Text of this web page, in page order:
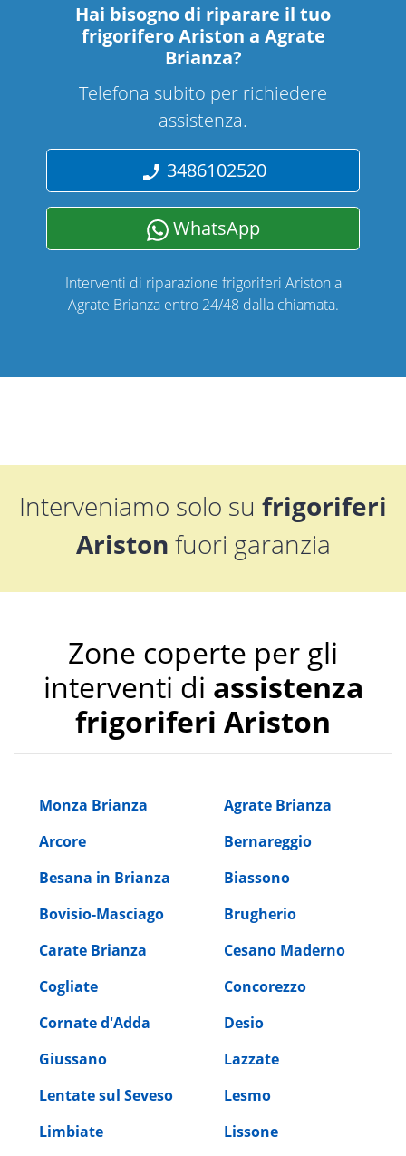
Hai bisogno di riparare il tuo
frigorifero Ariston a Agrate
Brianza?
Telefona subito per richiedere
assistenza.
3486102520
WhatsApp
Interventi di riparazione frigoriferi Ariston a
Agrate Brianza entro 24/48 dalla chiamata.
Interveniamo solo su frigoriferi
Ariston fuori garanzia
Zone coperte per gli
interventi di assistenza
frigoriferi Ariston
Monza Brianza
Agrate Brianza
Arcore
Bernareggio
Besana in Brianza
Biassono
Bovisio-Masciago
Brugherio
Carate Brianza
Cesano Maderno
Cogliate
Concorezzo
Cornate d'Adda
Desio
Giussano
Lazzate
Lentate sul Seveso
Lesmo
Limbiate
Lissone